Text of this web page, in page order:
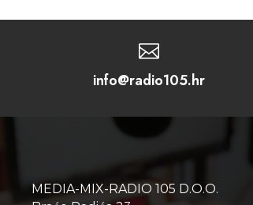

info@radio105.hr
MEDIA-MIX-RADIO 105 D.O.O.